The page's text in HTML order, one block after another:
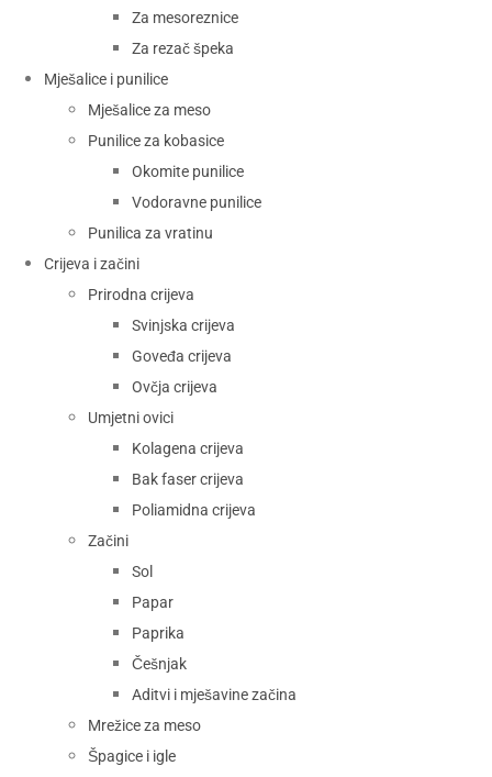
Za mesoreznice
Za rezač špeka
Mješalice i punilice
Mješalice za meso
Punilice za kobasice
Okomite punilice
Vodoravne punilice
Punilica za vratinu
Crijeva i začini
Prirodna crijeva
Svinjska crijeva
Goveđa crijeva
Ovčja crijeva
Umjetni ovici
Kolagena crijeva
Bak faser crijeva
Poliamidna crijeva
Začini
Sol
Papar
Paprika
Češnjak
Aditvi i mješavine začina
Mrežice za meso
Špagice i igle